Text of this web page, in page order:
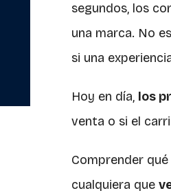
segundos, los
una marca. No
si una
Hoy en día, los
venta o si el
Comprender
cualquiera que